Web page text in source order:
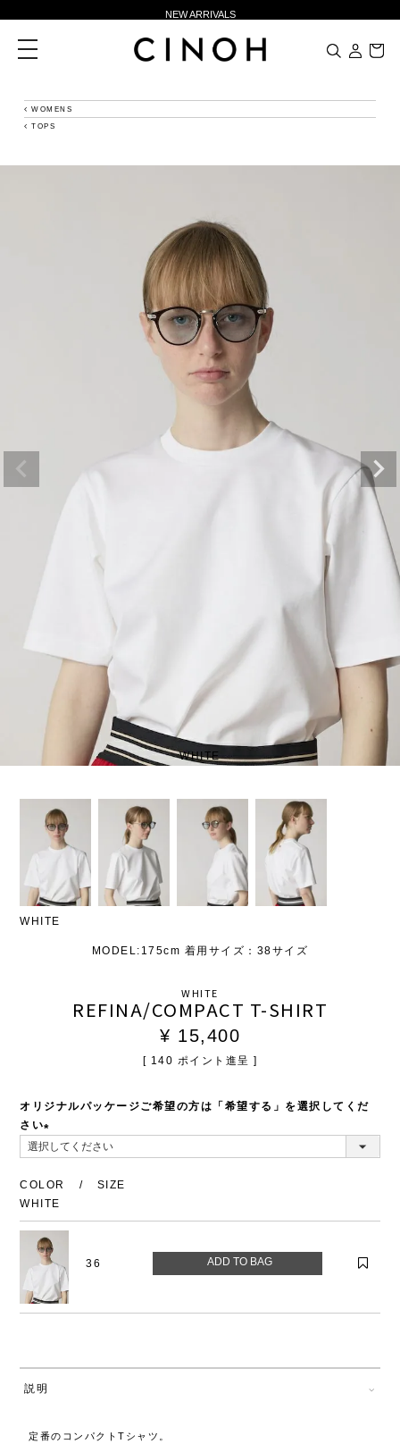
NEW ARRIVALS
新規会員登録500ポイントプレゼント
夏季休業に伴う一部業務休業のお知らせ
toggle
navigation
WOMENS
TOPS
WHITE
WHITE
MODEL:175cm 着用サイズ：38サイズ
WHITE
REFINA/COMPACT T-SHIRT
¥ 15,400
[ 140 ポイント進呈 ]
オリジナルパッケージご希望の方は「希望する」を選択してくだ
さい
(必
COLOR
SIZE
WHITE
36
説明
定番のコンパクトTシャツ。